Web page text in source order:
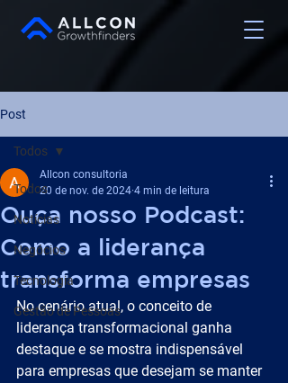
Post
Todos
Notícias
Negócios
Tecnologia
Gestão de Pessoas
Todos
Ouça nosso Podcast:
Como a liderança
transforma empresas
Allcon consultoria
20 de nov. de 2024 4 min de leitura
No cenário atual, o conceito de
liderança transformacional ganha
destaque e se mostra indispensável
para empresas que desejam se manter